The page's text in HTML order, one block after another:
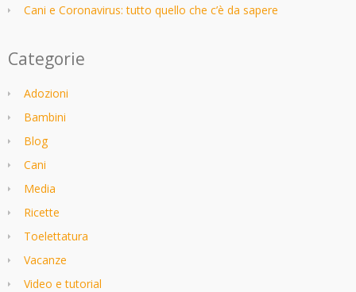
Cani e Coronavirus: tutto quello che c’è da sapere
Categorie
Adozioni
Bambini
Blog
Cani
Media
Ricette
Toelettatura
Vacanze
Video e tutorial